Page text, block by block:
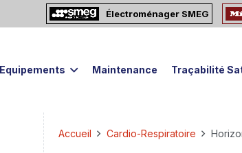
Électroménager SMEG
Equipements Maintenance Traçabilité
Accueil Cardio-Respiratoire